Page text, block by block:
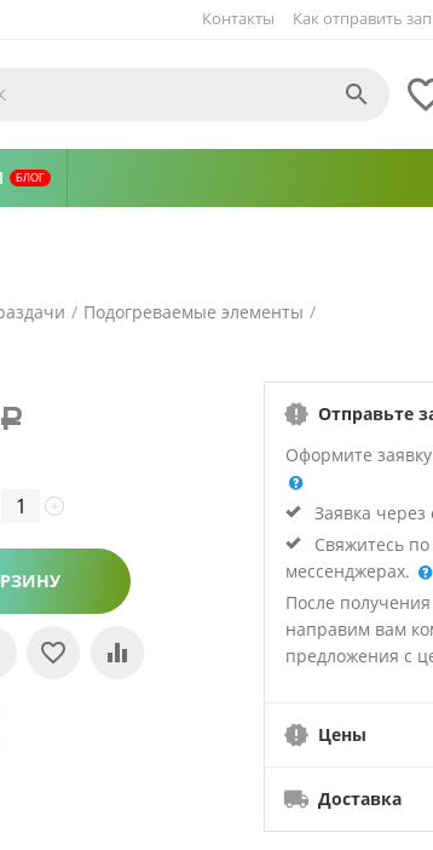
Как отправить
Контакты

БЛОГ
/ Подогреваемые элементы /
Р
+
Отправьте
Оформите
Заявка через
Свяжитесь
мессенджерах.
После
направим вам
предложения с
Цены
Доставка